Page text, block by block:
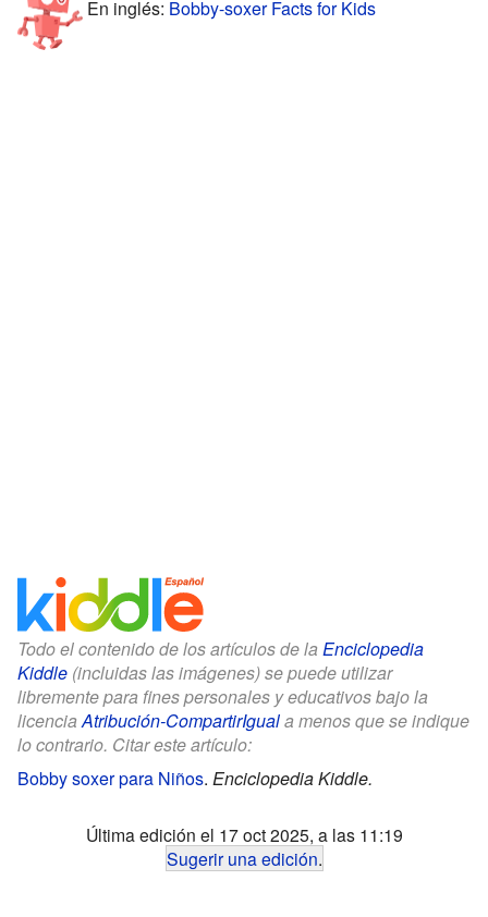
En inglés: Bobby-soxer Facts for Kids
Todo el contenido de los artículos de la Enciclopedia
Kiddle (incluidas las imágenes) se puede utilizar
libremente para fines personales y educativos bajo la
licenciaAtribución-CompartirIguala menos que se indique
lo contrario. Citar este artículo:
Bobby soxer para Niños. Enciclopedia Kiddle.
Última edición el 17 oct 2025, a las 11:19
Sugerir una edición.